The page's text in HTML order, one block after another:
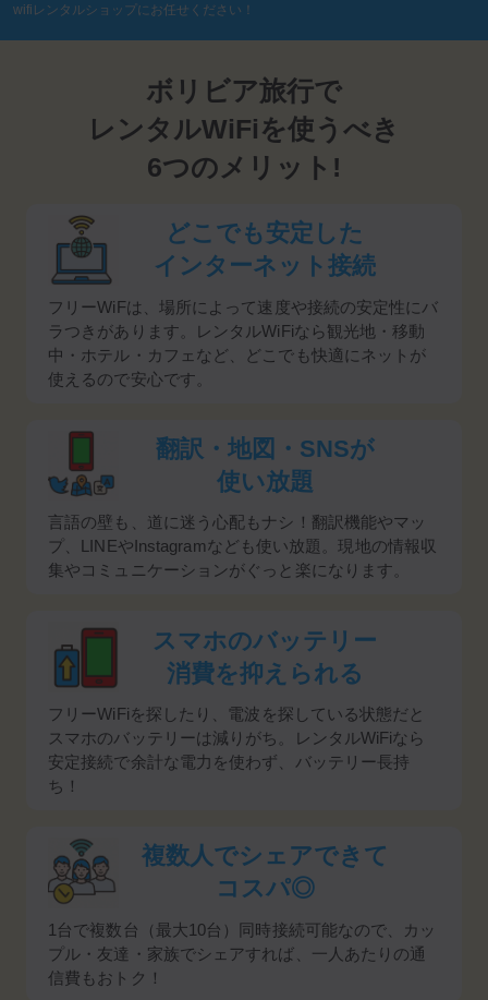
wifiレンタルショップにお任せください！
ボリビア旅行で
レンタルWiFiを使うべき
6つのメリット!
どこでも安定した
インターネット接続
フリーWiFは、場所によって速度や接続の安定性にバ
ラつきがあります。レンタルWiFiなら観光地・移動
中・ホテル・カフェなど、どこでも快適にネットが
使えるので安心です。
翻訳・地図・SNSが
使い放題
言語の壁も、道に迷う心配もナシ！翻訳機能やマッ
プ、LINEやInstagramなども使い放題。現地の情報収
集やコミュニケーションがぐっと楽になります。
スマホのバッテリー
消費を抑えられる
フリーWiFiを探したり、電波を探している状態だと
スマホのバッテリーは減りがち。レンタルWiFiなら
安定接続で余計な電力を使わず、バッテリー長持
ち！
複数人でシェアできて
コスパ◎
1台で複数台（最大10台）同時接続可能なので、カッ
プル・友達・家族でシェアすれば、一人あたりの通
信費もおトク！